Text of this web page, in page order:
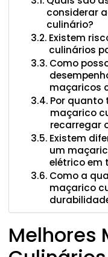
considerar
culinário?
Existem
culinários
Como
maçaricos
Por quanto
maçarico
recarregar
Existem
um
elétrico em
Como a
maçarico
Melhores